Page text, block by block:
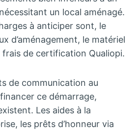
un local aménagé.
à anticiper sont, le
d’aménagement, le matériel
frais de certification Qualiopi.
de communication au
ce démarrage,
Les aides à la
les prêts d’honneur via